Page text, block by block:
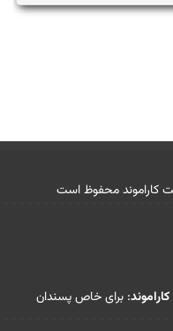
کاراموند: برای خاص پسندان